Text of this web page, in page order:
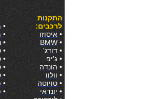
התקנות
לרכבים:
•איסוזו
•
BMW
•דודג'
• ג'יפ
•הונדה
• וולוו
• טויוטה
• יונדאי
•
•
•
•
•
•
•
•
•